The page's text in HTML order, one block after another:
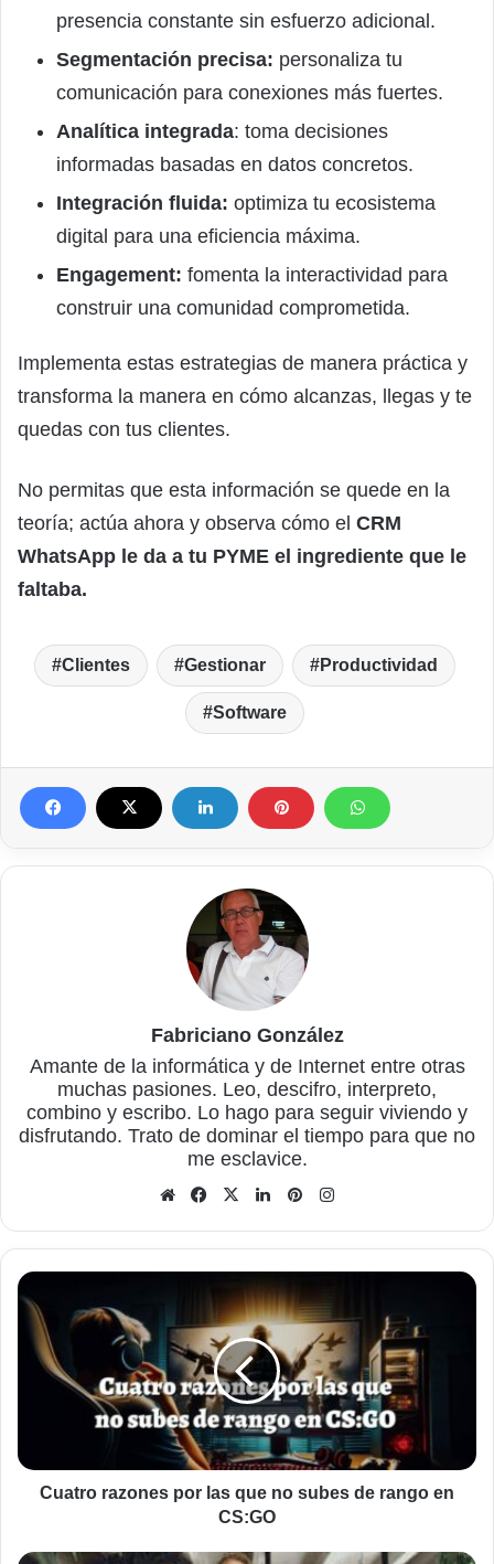
presencia constante sin esfuerzo adicional.
Segmentación precisa: personaliza tu
comunicación para conexiones más fuertes.
Analítica integrada: toma decisiones
informadas basadas en datos concretos.
Integración fluida: optimiza tu ecosistema
digital para una eficiencia máxima.
Engagement: fomenta la interactividad para
construir una comunidad comprometida.
Implementa estas estrategias de manera práctica y
transforma la manera en cómo alcanzas, llegas y te
quedas con tus clientes.
No permitas que esta información se quede en la
teoría; actúa ahora y observa cómo el CRM
WhatsApp le da a tu PYME el ingrediente que le
faltaba.
Clientes Gestionar Productividad
Software
Fabriciano González
Amante de la informática y de Internet entre otras
muchas pasiones. Leo, descifro, interpreto,
combino y escribo. Lo hago para seguir viviendo y
disfrutando. Trato de dominar el tiempo para que no
me esclavice.
Sitio
Facebook
X LinkedInPinterest
Cuatro
razones
por
las
que
rango
Cuatro razones por las que no subes de rango en
CS:GO